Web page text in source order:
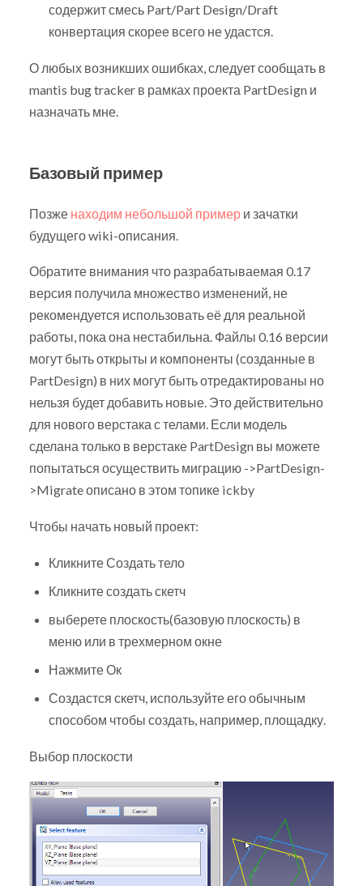
содержит смесь Part/Part Design/Draft
конвертация скорее всего не удастся.
О любых возникших ошибках, следует сообщать в
mantis bug tracker в рамках проекта PartDesign и
назначать мне.
Базовый пример
Позже находим небольшой примери зачатки
будущего wiki-описания.
Обратите внимания что разрабатываемая 0.17
версия получила множество изменений, не
рекомендуется использовать её для реальной
работы, пока она нестабильна. Файлы 0.16 версии
могут быть открыты и компоненты (созданные в
PartDesign) в них могут быть отредактированы но
нельзя будет добавить новые. Это действительно
для нового верстака с телами. Если модель
сделана только в верстаке PartDesign вы можете
попытаться осуществить миграцию ->PartDesign-
>Migrate описано в этом топике ickby
Чтобы начать новый проект:
Кликните Создать тело
Кликните создать скетч
выберете плоскость(базовую плоскость) в
меню или в трехмерном окне
Нажмите Ок
Создастся скетч, используйте его обычным
способом чтобы создать, например, площадку.
Выбор плоскости